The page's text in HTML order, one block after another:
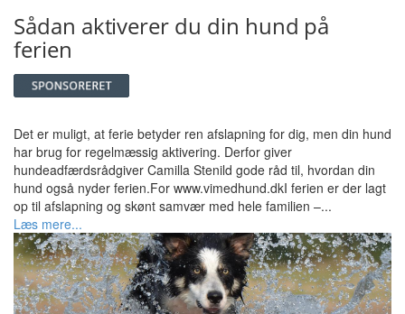
Sådan aktiverer du din hund på
ferien
Det er muligt, at ferie betyder ren afslapning for dig, men din hund
har brug for regelmæssig aktivering. Derfor giver
hundeadfærdsrådgiver Camilla Stenild gode råd til, hvordan din
hund også nyder ferien.For www.vimedhund.dkI ferien er der lagt
op til afslapning og skønt samvær med hele familien –...
Læs mere...